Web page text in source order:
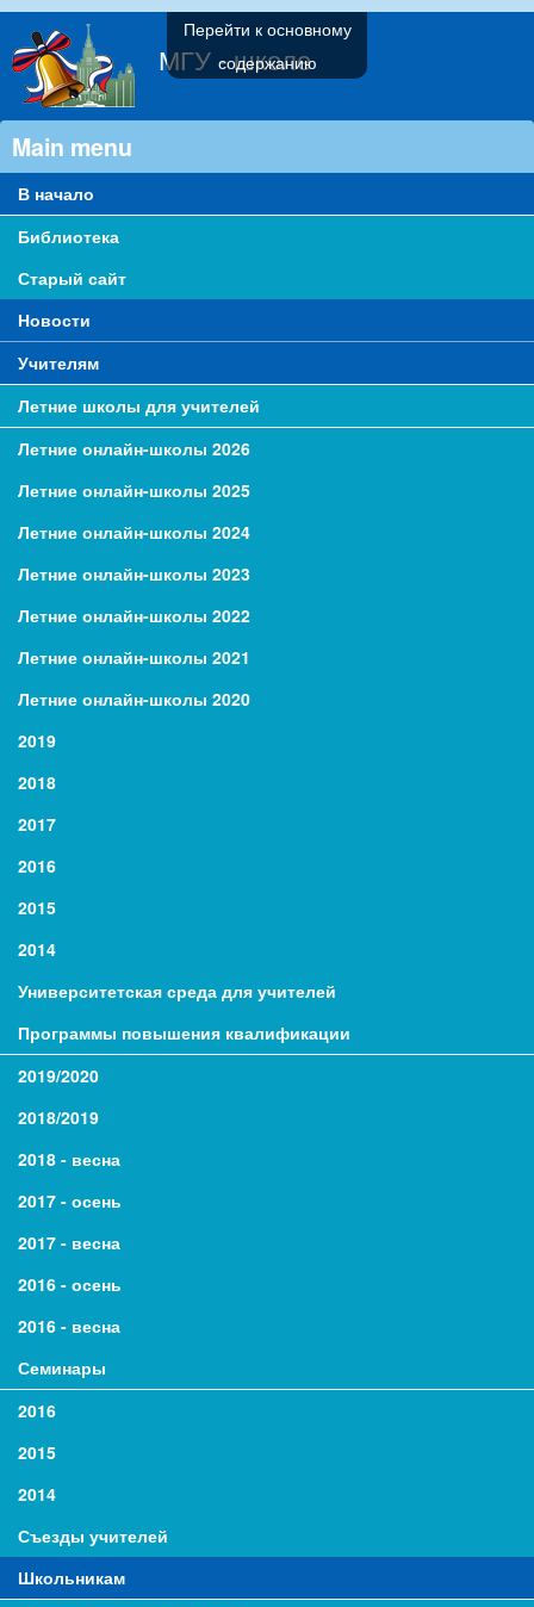
Перейти к основному
содержанию
МГУ - школе
Main menu
В начало
Библиотека
Старый сайт
Новости
Учителям
Летние школы для учителей
Летние онлайн-школы 2026
Летние онлайн-школы 2025
Летние онлайн-школы 2024
Летние онлайн-школы 2023
Летние онлайн-школы 2022
Летние онлайн-школы 2021
Летние онлайн-школы 2020
2019
2018
2017
2016
2015
2014
Университетская среда для учителей
Программы повышения квалификации
2019/2020
2018/2019
2018 - весна
2017 - осень
2017 - весна
2016 - осень
2016 - весна
Семинары
2016
2015
2014
Съезды учителей
Школьникам